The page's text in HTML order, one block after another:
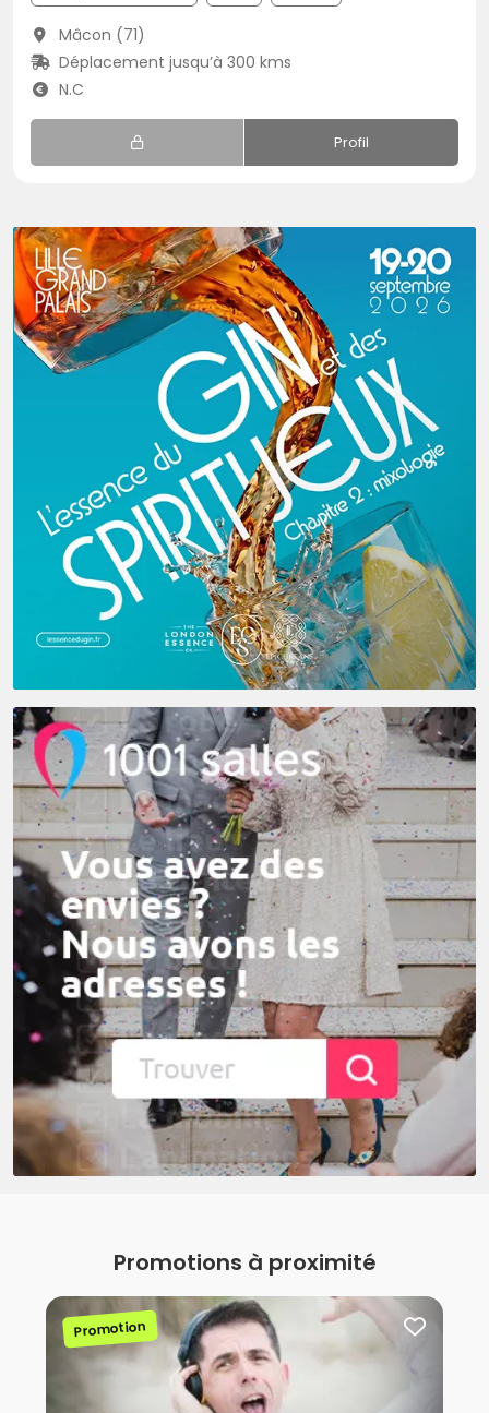
Mâcon (71)
Déplacement jusqu’à 300 kms
N.C
Profil
Promotions à proximité
Promotion